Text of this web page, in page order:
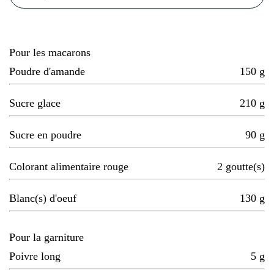
Pour les macarons
Poudre d'amande
150 g
Sucre glace 210 g
Sucre en poudre 90 g
Colorant alimentaire rouge 2 goutte(s)
Blanc(s) d'oeuf 130 g
Pour la garniture
Poivre long
5 g